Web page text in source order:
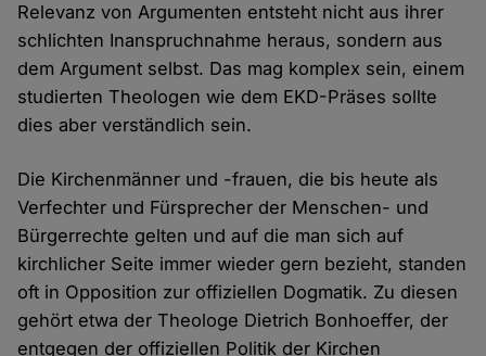
Relevanz von Argumenten entsteht nicht aus ihrer
schlichten Inanspruchnahme heraus, sondern aus
dem Argument selbst. Das mag komplex sein, einem
studierten Theologen wie dem EKD-Präses sollte
dies aber verständlich sein.
Die Kirchenmänner und -frauen, die bis heute als
Verfechter und Fürsprecher der Menschen- und
Bürgerrechte gelten und auf die man sich auf
kirchlicher Seite immer wieder gern bezieht, standen
oft in Opposition zur offiziellen Dogmatik. Zu diesen
gehört etwa der Theologe Dietrich Bonhoeffer, der
entgegen der offiziellen Politik der Kirchen